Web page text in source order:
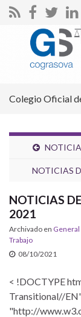
Colegio Oficial
NOTICIAS
NOTICIAS
2021
Archivado en General
Trabajo
08/10/2021
< !DOCTYPE
Transitional//
"http://